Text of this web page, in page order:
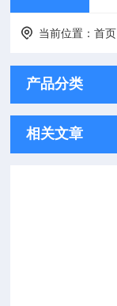
当前位置：首页
产品分类
相关文章